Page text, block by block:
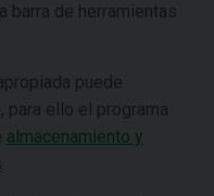
barra de herramientas
puede
para ello el programa
almacenamiento y